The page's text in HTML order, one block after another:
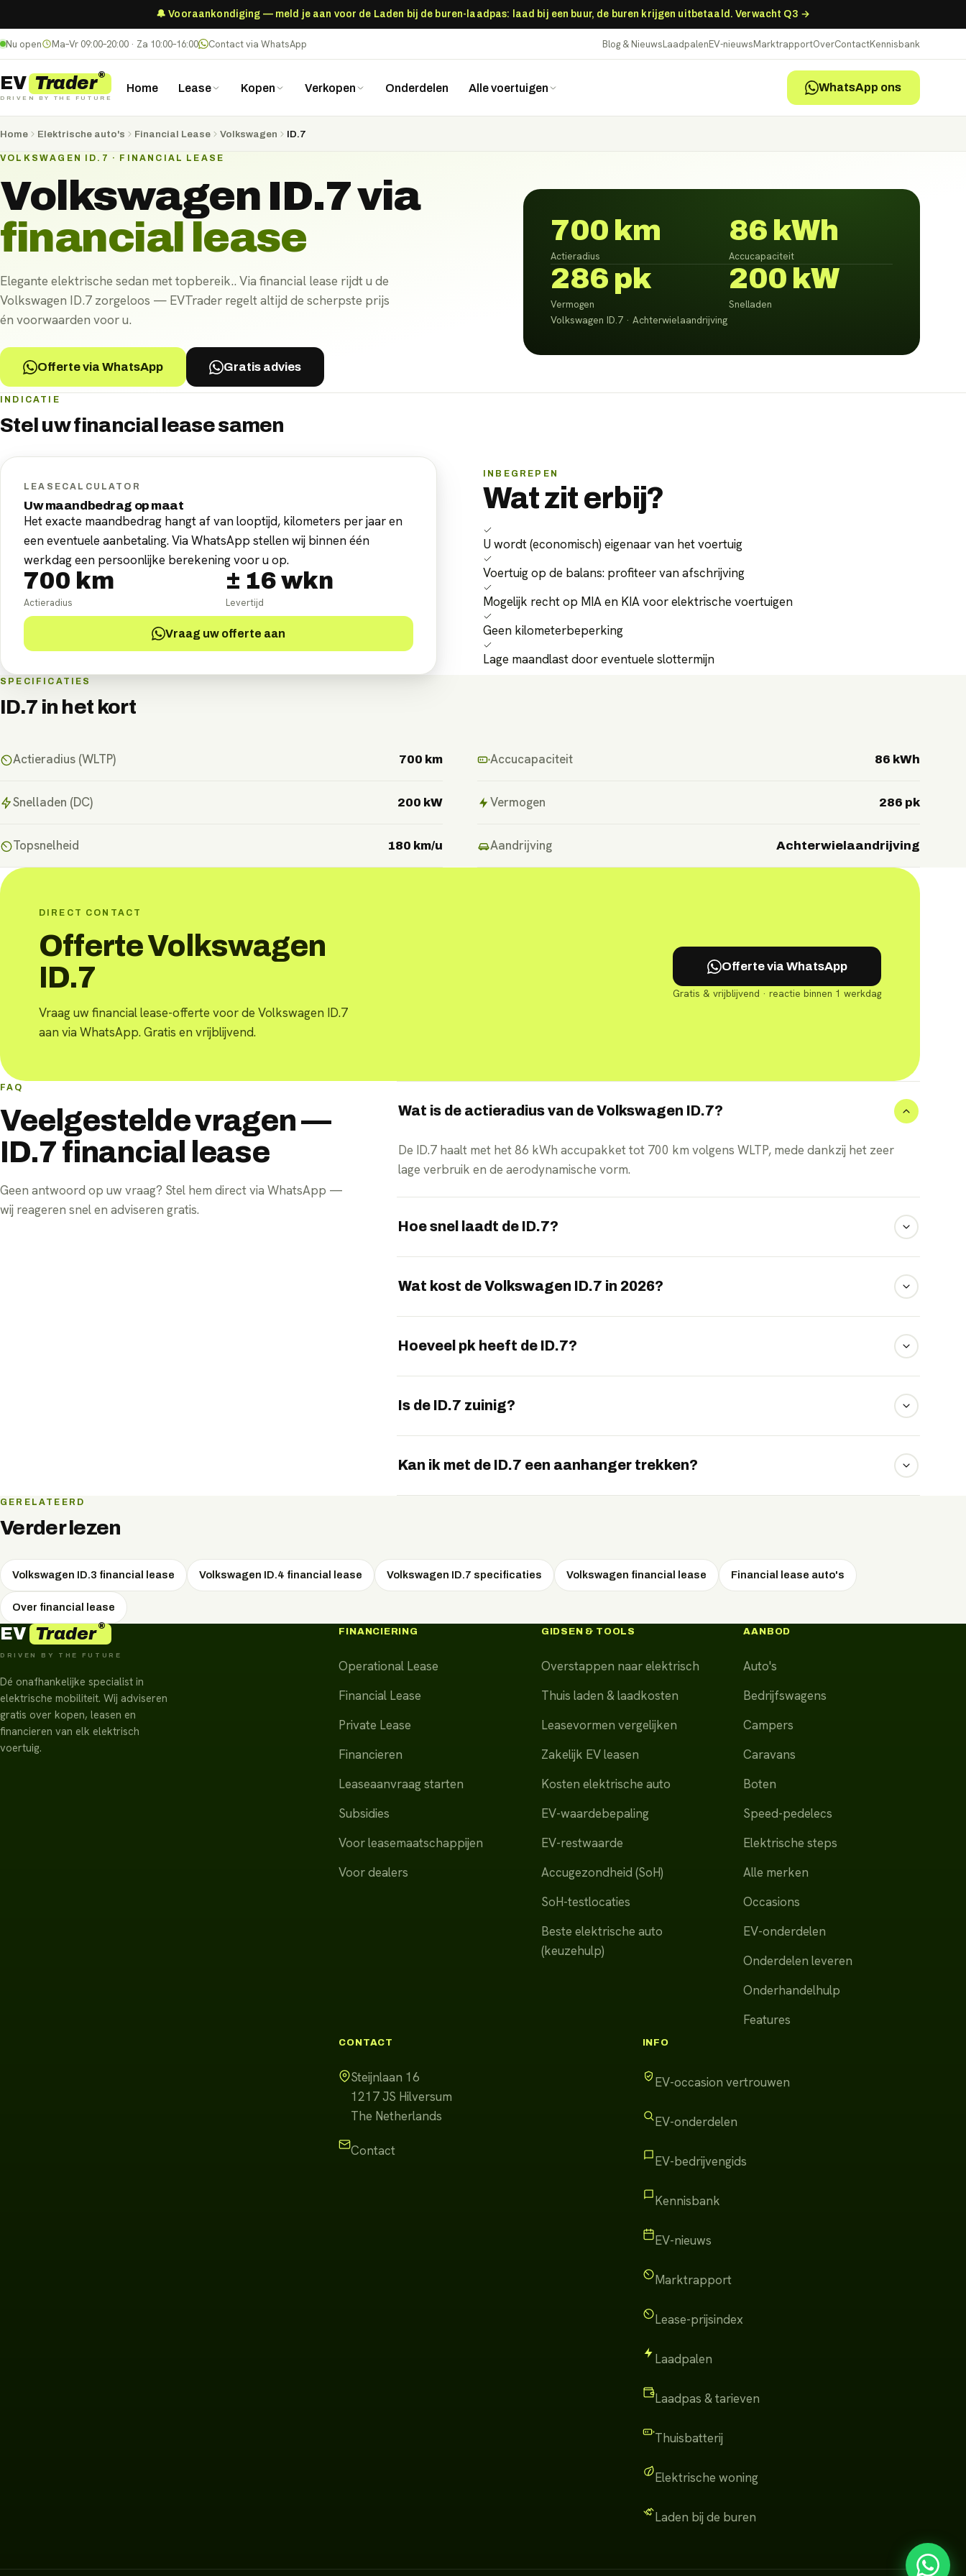
🔔 Vooraankondiging — meld je aan voor de Laden bij de buren-laadpas: laad bij een buur, de buren krijgen uitbetaald. Verwacht Q3 →
Nu open Ma–Vr 09:00–20:00 · Za 10:00–16:00 Contact via WhatsApp Blog & NieuwsLaadpalenEV-nieuwsMarktrapportOverContactKennisbank
EV Trader®
DRIVEN BY THE FUTURE
Home Lease Kopen Verkopen Onderdelen Alle voertuigen WhatsApp ons
Home Elektrische auto's Financial Lease Volkswagen ID.7
VOLKSWAGEN ID.7 · FINANCIAL LEASE
Volkswagen ID.7via
financial lease
Elegante elektrische sedan met topbereik.. Via financial lease rijdt u de
Volkswagen ID.7 zorgeloos — EVTrader regelt altijd de scherpste prijs
én voorwaarden voor u.
Offerte via WhatsApp Gratis advies
700 km
Actieradius
86 kWh
Accucapaciteit
286 pk
Vermogen
200 kW
Snelladen
Volkswagen ID.7 · Achterwielaandrijving
INDICATIE
Stel uwfinancial leasesamen
LEASECALCULATOR
Uw maandbedrag op maat
Het exacte maandbedrag hangt af van looptijd, kilometers per jaar en
een eventuele aanbetaling. Via WhatsApp stellen wij binnen één
werkdag een persoonlijke berekening voor u op.
700 km
Actieradius
± 16 wkn
Levertijd
Vraag uw offerte aan
INBEGREPEN
Wat zit erbij?
U wordt (economisch) eigenaar van het voertuig
Voertuig op de balans: profiteer van afschrijving
Mogelijk recht op MIA en KIA voor elektrische voertuigen
Geen kilometerbeperking
Lage maandlast door eventuele slottermijn
SPECIFICATIES
ID.7 in het kort
Actieradius (WLTP) 700 km Accucapaciteit 86 kWh
Snelladen (DC) 200 kW Vermogen 286 pk
Topsnelheid 180 km/u Aandrijving Achterwielaandrijving
DIRECT CONTACT
Offerte Volkswagen
ID.7
Vraag uw financial lease-offerte voor de Volkswagen ID.7
aan via WhatsApp. Gratis en vrijblijvend.
Offerte via WhatsApp
Gratis & vrijblijvend · reactie binnen 1 werkdag
FAQ
Veelgestelde vragen —
ID.7 financial lease
Geen antwoord op uw vraag? Stel hem direct via WhatsApp —
wij reageren snel en adviseren gratis.
Wat is de actieradius van de Volkswagen ID.7?
De ID.7 haalt met het 86 kWh accupakket tot 700 km volgens WLTP, mede dankzij het zeer
lage verbruik en de aerodynamische vorm.
Hoe snel laadt de ID.7?
26 minuten is geladen.
Wat kost de Volkswagen ID.7 in 2026?
afhankelijk van looptijd en kilometrage.
Hoeveel pk heeft de ID.7?
Is de ID.7 zuinig?
van dit formaat.
Kan ik met de ID.7 een aanhanger trekken?
GERELATEERD
Verder lezen
Volkswagen ID.3 financial lease Volkswagen ID.4 financial lease Volkswagen ID.7 specificaties Volkswagen financial lease Financial lease auto's
Over financial lease
EV Trader®
DRIVEN BY THE FUTURE
Dé onafhankelijke specialist in
elektrische mobiliteit. Wij adviseren
gratis over kopen, leasen en
financieren van elk elektrisch
voertuig.
FINANCIERING
Operational Lease
Financial Lease
Private Lease
Financieren
Leaseaanvraag starten
Subsidies
Voor leasemaatschappijen
Voor dealers
GIDSEN & TOOLS
Overstappen naar elektrisch
Thuis laden & laadkosten
Leasevormen vergelijken
Zakelijk EV leasen
Kosten elektrische auto
EV-waardebepaling
EV-restwaarde
Accugezondheid (SoH)
SoH-testlocaties
Beste elektrische auto
(keuzehulp)
AANBOD
Auto's
Bedrijfswagens
Campers
Caravans
Boten
Speed-pedelecs
Elektrische steps
Alle merken
Occasions
EV-onderdelen
Onderdelen leveren
Onderhandelhulp
Features
CONTACT
Steijnlaan 16
1217 JS Hilversum
The Netherlands
Contact
INFO
EV-occasion vertrouwen
EV-onderdelen
EV-bedrijvengids
Kennisbank
EV-nieuws
Marktrapport
Lease-prijsindex
Laadpalen
Laadpas & tarieven
Thuisbatterij
Elektrische woning
Laden bij de buren